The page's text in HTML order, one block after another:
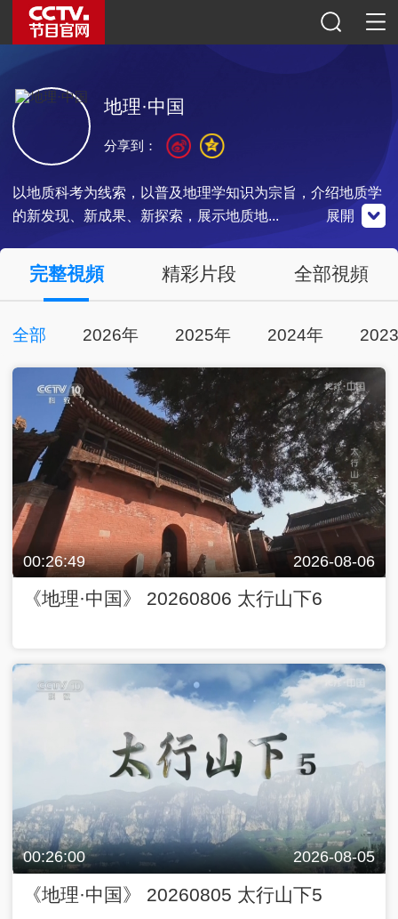
地理·中国
以地质科考为线索，以普及地理学知识为宗旨，介绍地质学
的新发现、新成果、新探索，展示地质地...
央視影音
點擊下載
展開
分享到：
完整視頻 精彩片段 全部視頻
全部 2026年 2025年 2024年
00:26:49 2026-08-06
《地理·中国》 20260806 太行山下6
00:26:00 2026-08-05
《地理·中国》 20260805 太行山下5